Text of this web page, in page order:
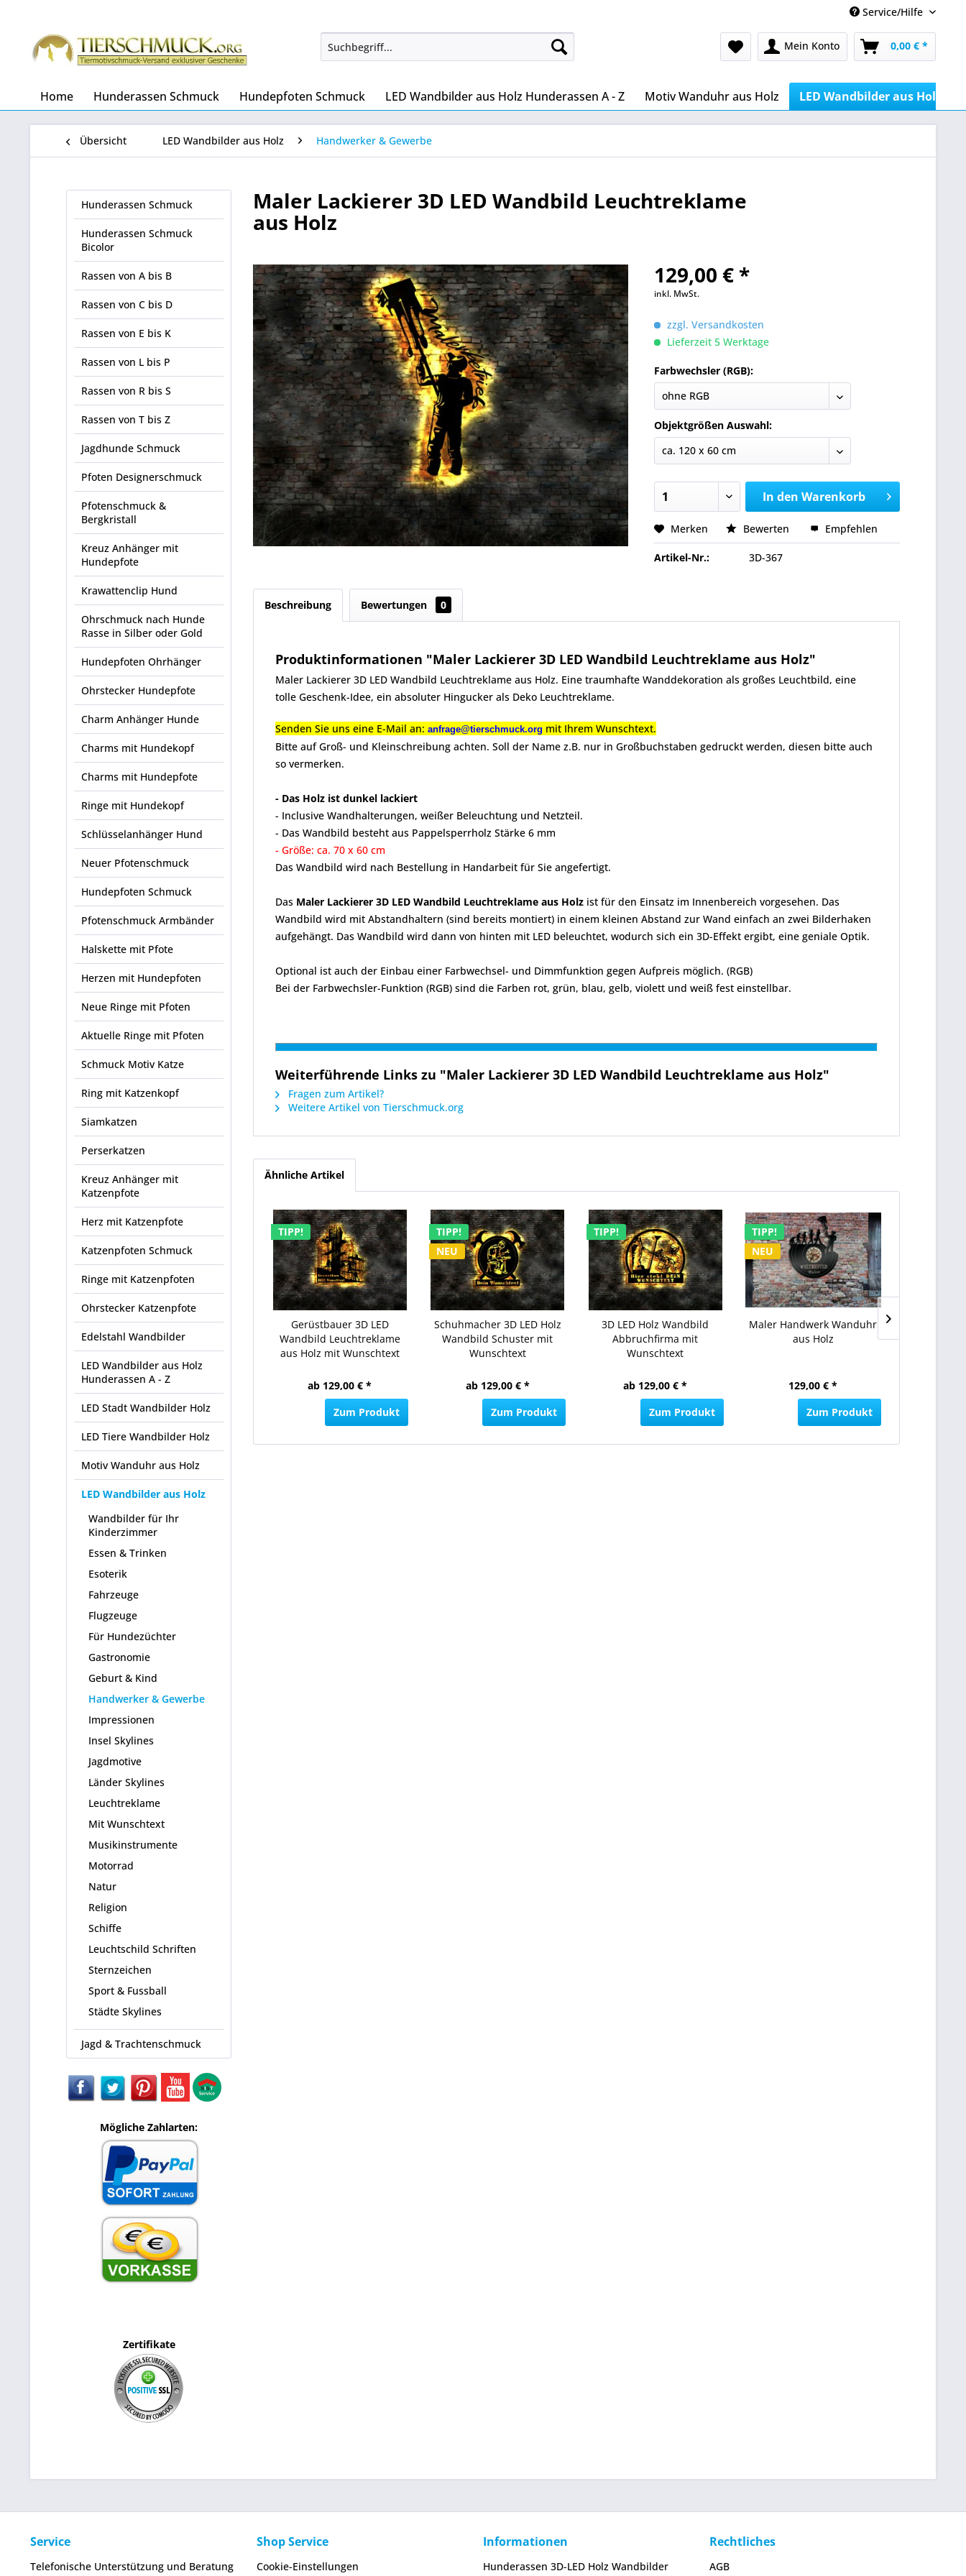
Service/Hilfe
Mein Konto 0,00 € *
Home Hunderassen Schmuck Hundepfoten Schmuck LED Wandbilder aus Holz Hunderassen A - Z Motiv Wanduhr aus Holz LED Wandbilder aus Holz
Übersicht LED Wandbilder aus Holz Handwerker & Gewerbe
Hunderassen Schmuck
Hunderassen Schmuck
Bicolor
Rassen von A bis B
Rassen von C bis D
Rassen von E bis K
Rassen von L bis P
Rassen von R bis S
Rassen von T bis Z
Jagdhunde Schmuck
Pfoten Designerschmuck
Pfotenschmuck &
Bergkristall
Kreuz Anhänger mit
Hundepfote
Krawattenclip Hund
Ohrschmuck nach Hunde
Rasse in Silber oder Gold
Hundepfoten Ohrhänger
Ohrstecker Hundepfote
Charm Anhänger Hunde
Charms mit Hundekopf
Charms mit Hundepfote
Ringe mit Hundekopf
Schlüsselanhänger Hund
Neuer Pfotenschmuck
Hundepfoten Schmuck
Pfotenschmuck Armbänder
Halskette mit Pfote
Herzen mit Hundepfoten
Neue Ringe mit Pfoten
Aktuelle Ringe mit Pfoten
Schmuck Motiv Katze
Ring mit Katzenkopf
Siamkatzen
Perserkatzen
Kreuz Anhänger mit
Katzenpfote
Herz mit Katzenpfote
Katzenpfoten Schmuck
Ringe mit Katzenpfoten
Ohrstecker Katzenpfote
Edelstahl Wandbilder
LED Wandbilder aus Holz
Hunderassen A - Z
LED Stadt Wandbilder Holz
LED Tiere Wandbilder Holz
Motiv Wanduhr aus Holz
LED Wandbilder aus Holz
Wandbilder für Ihr
Kinderzimmer
Essen & Trinken
Esoterik
Fahrzeuge
Flugzeuge
Für Hundezüchter
Gastronomie
Geburt & Kind
Handwerker & Gewerbe
Impressionen
Insel Skylines
Jagdmotive
Länder Skylines
Leuchtreklame
Mit Wunschtext
Musikinstrumente
Motorrad
Natur
Religion
Schiffe
Leuchtschild Schriften
Sternzeichen
Sport & Fussball
Städte Skylines
Jagd & Trachtenschmuck
Mögliche Zahlarten:
Zertifikate
Maler Lackierer 3D LED Wandbild Leuchtreklame
aus Holz
129,00 € *
inkl. MwSt.
zzgl. Versandkosten
Lieferzeit 5 Werktage
Farbwechsler (RGB):
Objektgrößen Auswahl:
In den Warenkorb
Merken Bewerten Empfehlen
Artikel-Nr.: 3D-367
Beschreibung Bewertungen 0
Produktinformationen "Maler Lackierer 3D LED Wandbild Leuchtreklame aus Holz"
Maler Lackierer 3D LED Wandbild Leuchtreklame aus Holz. Eine traumhafte Wanddekoration als großes Leuchtbild, eine
tolle Geschenk-Idee, ein absoluter Hingucker als Deko Leuchtreklame.
Senden Sie uns eine E-Mail an: anfrage@tierschmuck.org mit Ihrem Wunschtext.
Bitte auf Groß- und Kleinschreibung achten. Soll der Name z.B. nur in Großbuchstaben gedruckt werden, diesen bitte auch
so vermerken.
- Das Holz ist dunkel lackiert
- Inclusive Wandhalterungen, weißer Beleuchtung und Netzteil.
- Das Wandbild besteht aus Pappelsperrholz Stärke 6 mm
- Größe: ca. 70 x 60 cm
Das Wandbild wird nach Bestellung in Handarbeit für Sie angefertigt.
Das Maler Lackierer 3D LED Wandbild Leuchtreklame aus Holz ist für den Einsatz im Innenbereich vorgesehen. Das
Wandbild wird mit Abstandhaltern (sind bereits montiert) in einem kleinen Abstand zur Wand einfach an zwei Bilderhaken
aufgehängt. Das Wandbild wird dann von hinten mit LED beleuchtet, wodurch sich ein 3D-Effekt ergibt, eine geniale Optik.
Optional ist auch der Einbau einer Farbwechsel- und Dimmfunktion gegen Aufpreis möglich. (RGB)
Bei der Farbwechsler-Funktion (RGB) sind die Farben rot, grün, blau, gelb, violett und weiß fest einstellbar.
Weiterführende Links zu "Maler Lackierer 3D LED Wandbild Leuchtreklame aus Holz"
Fragen zum Artikel?
Weitere Artikel von Tierschmuck.org
Ähnliche Artikel
TIPP!
Gerüstbauer 3D LED
Wandbild Leuchtreklame
aus Holz mit Wunschtext
ab 129,00 € *
Zum Produkt
TIPP!
NEU
Schuhmacher 3D LED Holz
Wandbild Schuster mit
Wunschtext
ab 129,00 € *
Zum Produkt
TIPP!
3D LED Holz Wandbild
Abbruchfirma mit
Wunschtext
ab 129,00 € *
Zum Produkt
TIPP!
NEU
Maler Handwerk Wanduhr
aus Holz
129,00 € *
Zum Produkt
Service
Telefonische Unterstützung und Beratung
Shop Service
Cookie-Einstellungen
Informationen
Hunderassen 3D-LED Holz Wandbilder
Rechtliches
AGB